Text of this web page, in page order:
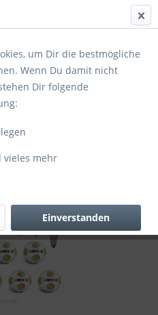
weiss-grün-pink
um Dir die bestmögliche
Wenn Du damit nicht
Dir folgende
mehr
Einverstanden